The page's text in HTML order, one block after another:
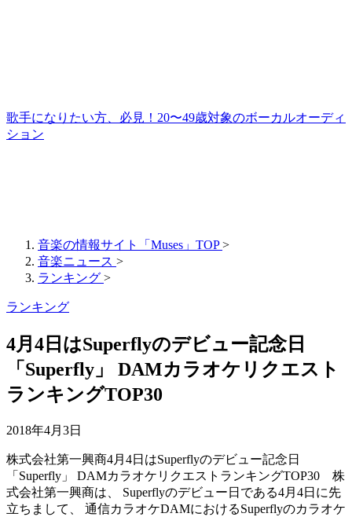
歌手になりたい方、必見！20〜49歳対象のボーカルオーディ
ション
音楽の情報サイト「Muses」TOP >
音楽ニュース >
ランキング >
ランキング
4月4日はSuperflyのデビュー記念日
「Superfly」 DAMカラオケリクエスト
ランキングTOP30
2018年4月3日
株式会社第一興商4月4日はSuperflyのデビュー記念日
「Superfly」 DAMカラオケリクエストランキングTOP30 株
式会社第一興商は、 Superflyのデビュー日である4月4日に先
立ちまして、 通信カラオケDAMにおけるSuperflyのカラオケ